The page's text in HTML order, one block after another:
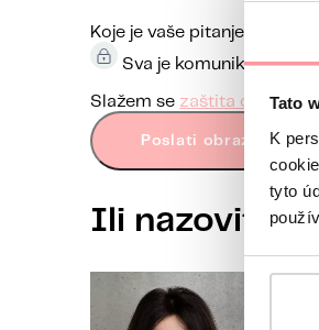
Tato
K
tyto
Koje je vaše pitanje?
Sva je komunikacija
Slažem se zaštita osobnih
Poslati obrazac
Ili nazovite